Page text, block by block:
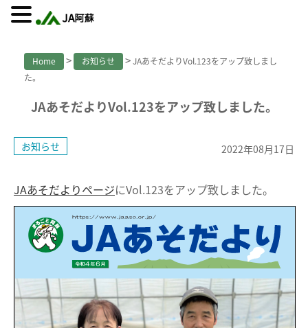
Home > お知らせ >JAあそだよりVol.123をアップ致しまし
た。
JAあそだよりVol.123をアップ致しました。
お知らせ 2022年08月17日
JAあそだよりページにVol.123をアップ致しました。